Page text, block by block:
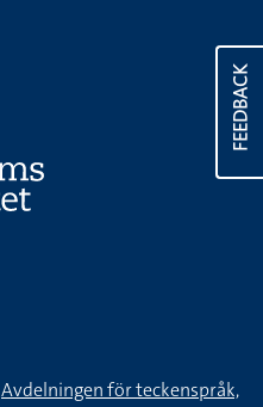
FEEDBACK
Avdelningen för teckenspråk,